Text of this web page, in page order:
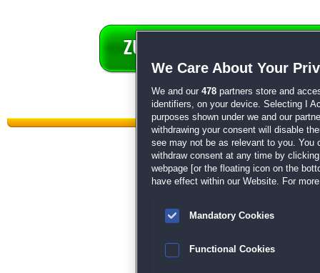
Datenschutz| AGB|Impressum
We Care About Your
We and our 478 partners store and
identifiers, on your device. Selecting I
purposes shown under we and our
withdrawing your consent will disable
see may not be as relevant to you. You
withdraw consent at any time by
webpage [or the floating icon on the
have effect within our Website. For
Mandatory Cookies
Functional Cookies